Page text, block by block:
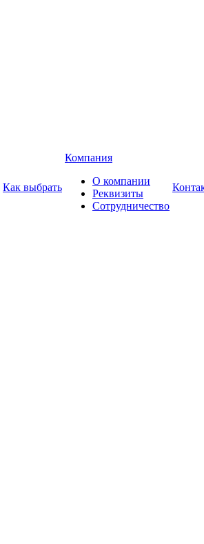
Как выбрать
Компания
О компании
Реквизиты
Сотрудничество